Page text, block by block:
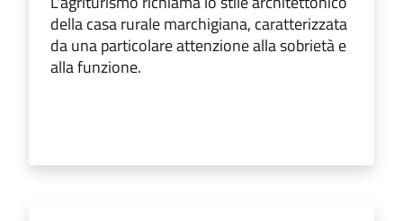
della casa rurale marchigiana, caratterizzata
da una particolare attenzione alla sobrietà e
alla funzione.